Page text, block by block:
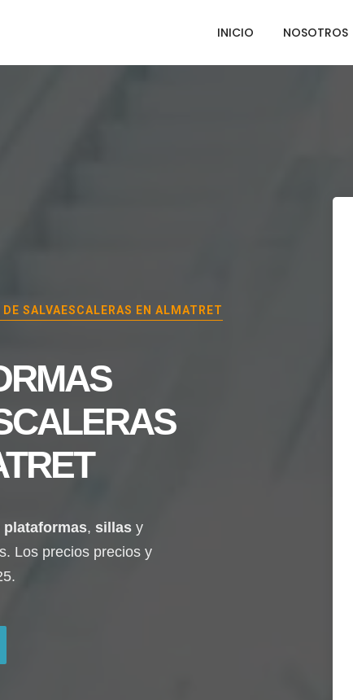
INICIO NOSOTROS
SALVAESCALERAS EN ALMATRET
plataformas, sillas y
Los precios precios y